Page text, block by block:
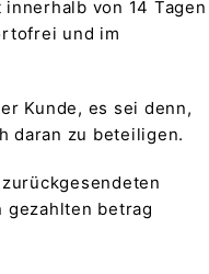
von 14 Tagen
und im
Kunde, es sei denn,
daran zu beteiligen.
gezahlten betrag